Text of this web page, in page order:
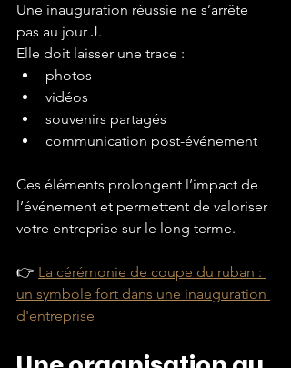
Une inauguration réussie ne s’arrête
pas au jour J.
Elle doit laisser une trace :
photos
vidéos
souvenirs partagés
communication post-événement
Ces éléments prolongent l’impact de
l’événement et permettent de valoriser
votre entreprise sur le long terme.
👉 La cérémonie de coupe du ruban :
un symbole fort dans une inauguration
d'entreprise